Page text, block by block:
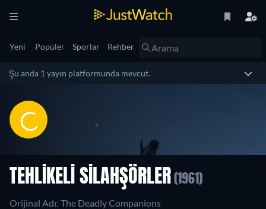
Yeni Popüler Sporlar Rehber
Şu anda 1 yayın platformunda mevcut.
TEHLIKELI SILAHŞÖRLER (1961)
Orijinal Adı: The Deadly Companions